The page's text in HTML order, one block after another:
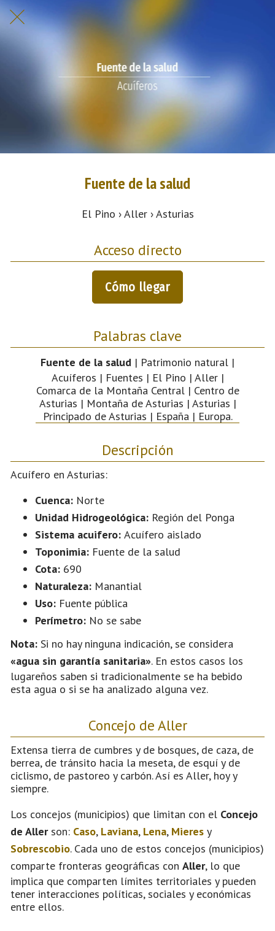
Fuente de la salud
El Pino › Aller › Asturias
Acceso directo
Cómo llegar
Palabras clave
Fuente de la salud | Patrimonio natural |
Acuíferos | Fuentes | El Pino | Aller |
Comarca de la Montaña Central | Centro de
Asturias | Montaña de Asturias | Asturias |
Principado de Asturias | España | Europa.
Descripción
Acuífero en Asturias:
Cuenca: Norte
Unidad Hidrogeológica: Región del Ponga
Sistema acuifero: Acuífero aislado
Toponimia: Fuente de la salud
Cota: 690
Naturaleza: Manantial
Uso: Fuente pública
Perímetro: No se sabe
Nota: Si no hay ninguna indicación, se considera
«agua sin garantía sanitaria». En estos casos los
lugareños saben si tradicionalmente se ha bebido
esta agua o si se ha analizado alguna vez.
Concejo de Aller
Extensa tierra de cumbres y de bosques, de caza, de
berrea, de tránsito hacia la meseta, de esquí y de
ciclismo, de pastoreo y carbón. Así es Aller, hoy y
siempre.
Los concejos (municipios) que limitan con el Concejo
de Allerson: Caso, Laviana, Lena, Mieres y
Sobrescobio. Cada uno de estos concejos (municipios)
comparte fronteras geográficas con Aller, lo que
implica que comparten límites territoriales y pueden
tener interacciones políticas, sociales y económicas
entre ellos.